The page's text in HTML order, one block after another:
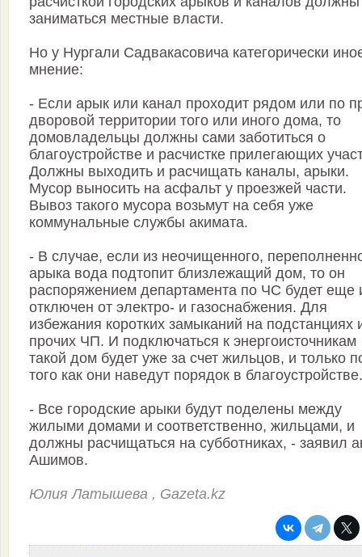
заниматься местные власти.
Но у Нургали Садвакасовича категорически
мнение:
- Если арык или канал проходит рядом или по
дворовой территории того или иного дома, то
домовладельцы должны сами заботиться о
благоустройстве и расчистке прилегающих
Должны выходить и расчищать каналы, арыки.
Мусор выносить на асфальт у проезжей части.
Вывоз такого мусора возьмут на себя уже
коммунальные службы акимата.
- В случае, если из неочищенного,
арыка вода подтопит близлежащий дом, то он
распоряжением департамента по ЧС будет еще
отключен от электро- и газоснабжения. Для
избежания коротких замыканий на подстанциях
прочих ЧП. И подключаться к энергоисточникам
такой дом будет уже за счет жильцов, и только
того как они наведут порядок в благоустройстве.
- Все городские арыки будут поделены между
жилыми домами и соответственно, жильцами, и
должны расчищаться на субботниках, - заявил
Ашимов.
Юлия Латышева , Gazeta.kz